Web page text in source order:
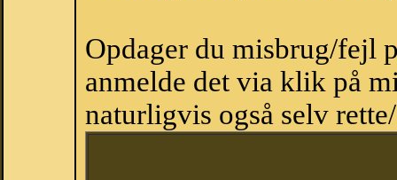
Opdager du misbrug/fejl
anmelde det via klik på
naturligvis også selv